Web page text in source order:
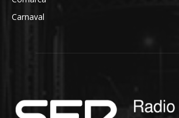
Carnaval